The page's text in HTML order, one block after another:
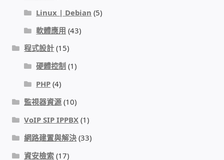
感應式門鎖、電子鎖
電梯樓層刷卡管制
停車場、社區大樓 車道管制系統
風速傳感器+PLC自動控制
mOA雲考勤 指紋、卡片、手機APP GPS打卡
智慧櫃
Linux | Debian (5)
軟體應用 (43)
程式設計 (15)
硬體控制 (1)
PHP (4)
監視器資源 (10)
VoIP SIP IPPBX (1)
網路建置與解決 (33)
資安檢索 (17)